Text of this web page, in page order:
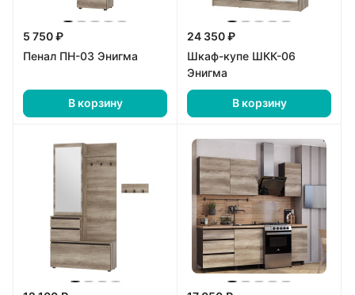
5 750 ₽
Пенал ПН-03 Энигма
В корзину
24 350 ₽
Шкаф-купе ШКК-06
Энигма
В корзину